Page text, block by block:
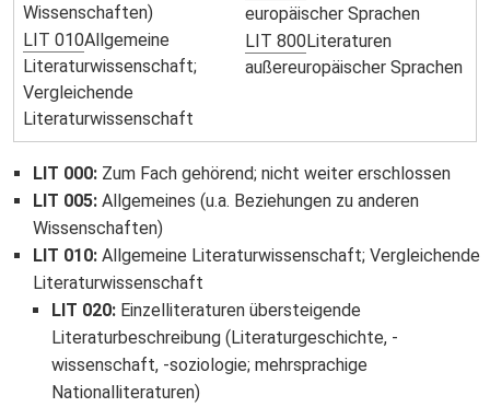
Wissenschaften)
LIT 010Allgemeine
Literaturwissenschaft;
Vergleichende
Literaturwissenschaft
europäischer Sprachen
LIT 800Literaturen
außereuropäischer Sprachen
LIT 000:Zum Fach gehörend; nicht weiter erschlossen
LIT 005:Allgemeines (u.a. Beziehungen zu anderen
Wissenschaften)
LIT 010:Allgemeine Literaturwissenschaft; Vergleichende
Literaturwissenschaft
LIT 020: Einzelliteraturen übersteigende
Literaturbeschreibung (Literaturgeschichte, -
wissenschaft, -soziologie; mehrsprachige
Nationalliteraturen)